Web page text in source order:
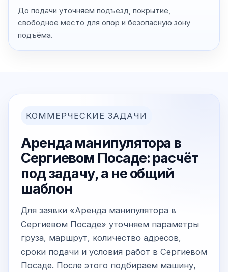
До подачи уточняем подъезд, покрытие,
свободное место для опор и безопасную зону
подъёма.
КОММЕРЧЕСКИЕ ЗАДАЧИ
Аренда манипулятора в
Сергиевом Посаде: расчёт
под задачу, а не общий
шаблон
Для заявки «Аренда манипулятора в
Сергиевом Посаде» уточняем параметры
груза, маршрут, количество адресов,
сроки подачи и условия работ в Сергиевом
Посаде. После этого подбираем машину,